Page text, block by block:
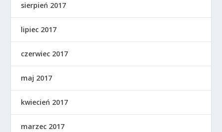
sierpień 2017
lipiec 2017
czerwiec 2017
maj 2017
kwiecień 2017
marzec 2017